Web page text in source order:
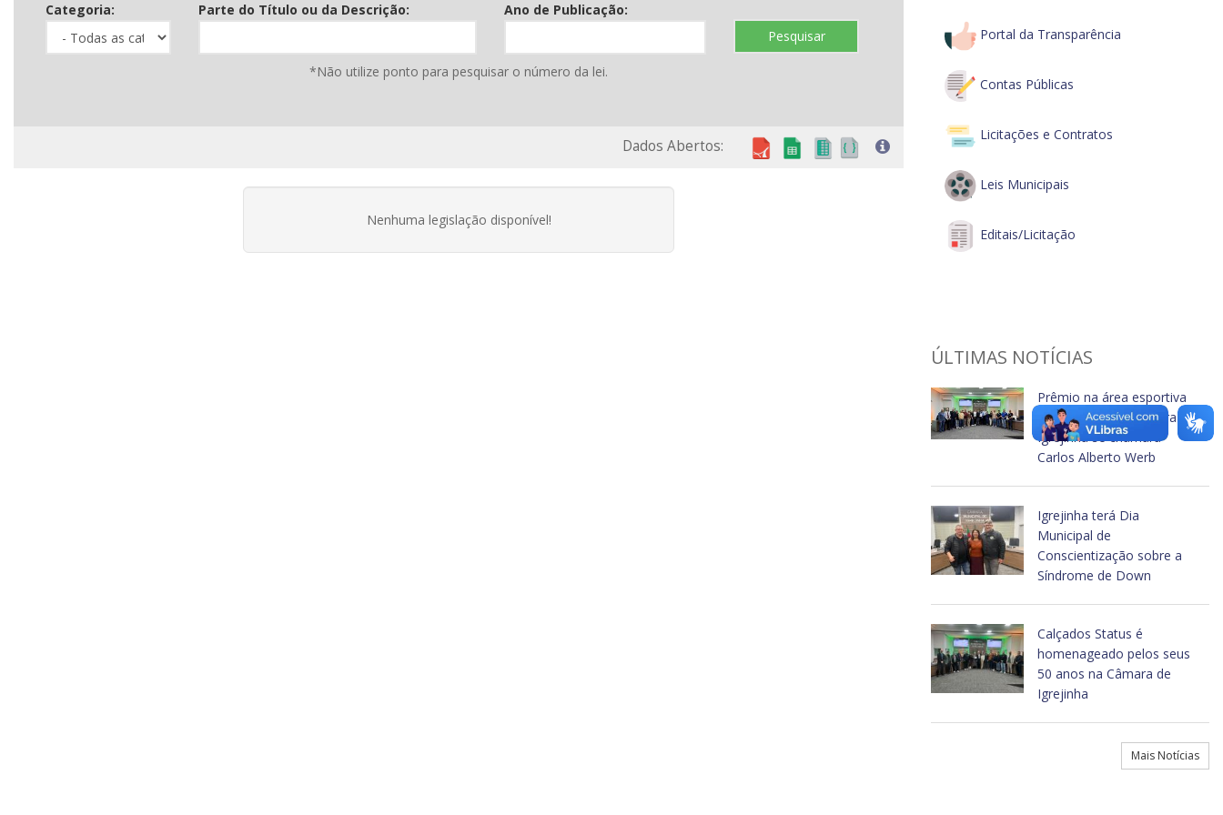
Categoria: Parte do Título ou da Descrição:
Ano de Publicação:
Pesquisar
*Não utilize ponto para pesquisar o número da lei.
Dados Abertos:
Nenhuma legislação disponível!
Portal da Transparência
Contas Públicas
Licitações e Contratos
Leis Municipais
Editais/Licitação
ÚLTIMAS NOTÍCIAS
Prêmio na área esportiva
concedido pela Câmara de
Igrejinha se chamará
Carlos Alberto Werb
Igrejinha terá Dia
Municipal de
Conscientização sobre a
Síndrome de Down
Calçados Status é
homenageado pelos seus
50 anos na Câmara de
Igrejinha
Mais Notícias